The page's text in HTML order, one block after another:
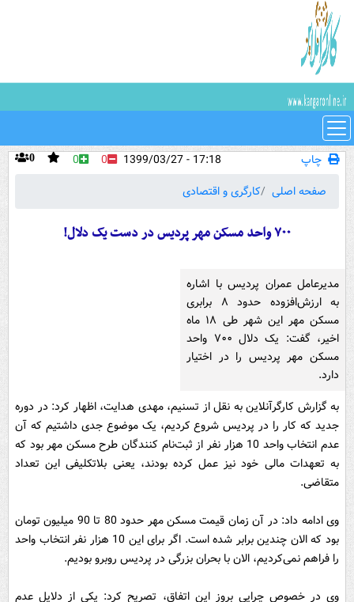
چاپ 0 0 0
17:18 - 1399/03/27
صفحه اصلی
کارگری و اقتصادی
۷۰۰ واحد مسکن مهر پردیس در دست یک دلال!
مدیرعامل عمران پردیس با اشاره
به ارزش‌افزوده حدود ۸ برابری
مسکن مهر این شهر طی ۱۸ ماه
اخیر، گفت: یک دلال ۷۰۰ واحد
مسکن مهر پردیس را در اختیار
دارد.
به گزارش کارگرآنلاین به نقل از تسنیم، مهدی هدایت، اظهار کرد: در دوره
جدید که کار را در پردیس شروع کردیم، یک موضوع جدی داشتیم که آن
عدم انتخاب واحد 10 هزار نفر از ثبت‌نام کنندگان طرح مسکن مهر بود که
به تعهدات مالی خود نیز عمل کرده‌ بودند، یعنی بلاتکلیفی این تعداد
متقاضی.
وی ادامه داد: در آن زمان قیمت مسکن مهر حدود 80 تا 90 میلیون تومان
بود که الان چندین برابر شده است. اگر برای این 10 هزار نفر انتخاب واحد
را فراهم نمی‌کردیم، الان با بحران بزرگی در پردیس روبرو بودیم.
وی در خصوص چرایی بروز این اتفاق، تصریح کرد: یکی از دلایل عدم